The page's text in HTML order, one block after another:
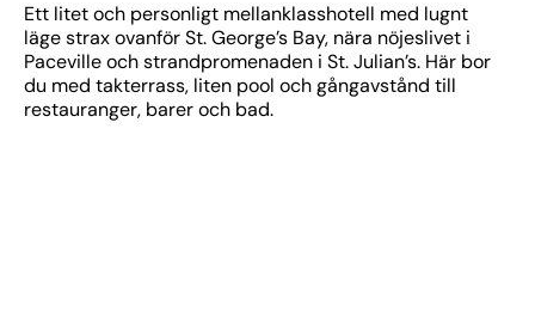
Ett litet och personligt mellanklasshotell med lugnt
läge strax ovanför St. George’s Bay, nära nöjeslivet i
Paceville och strandpromenaden i St. Julian’s. Här bor
du med takterrass, liten pool och gångavstånd till
restauranger, barer och bad.